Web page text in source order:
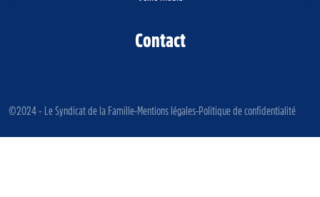
Contact
©2024 - Le Syndicat de la Famille Mentions légales Politique de confidentialité